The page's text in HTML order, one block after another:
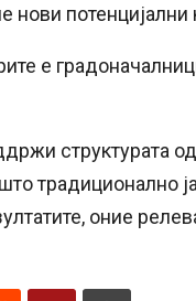
нови
е
структурата
оние